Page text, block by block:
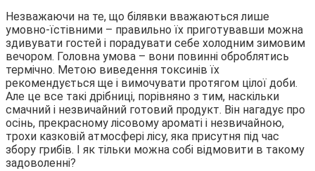
Незважаючи на те, що білявки вважаються лише
умовно-їстівними – правильно їх приготувавши можна
здивувати гостей і порадувати себе холодним зимовим
вечором. Головна умова – вони повинні оброблятись
термічно. Метою виведення токсинів їх
рекомендується ще і вимочувати протягом цілої доби.
Але це все такі дрібниці, порівняно з тим, наскільки
смачний і незвичайний готовий продукт. Він нагадує про
осінь, прекрасному лісовому ароматі і незвичайною,
трохи казковій атмосфері лісу, яка присутня під час
збору грибів. І як тільки можна собі відмовити в такому
задоволенні?